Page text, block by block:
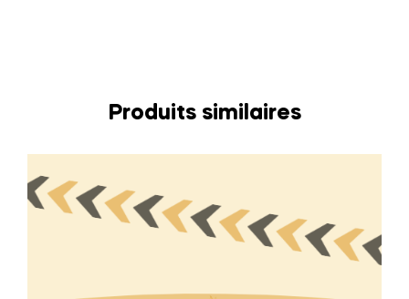
Produits similaires